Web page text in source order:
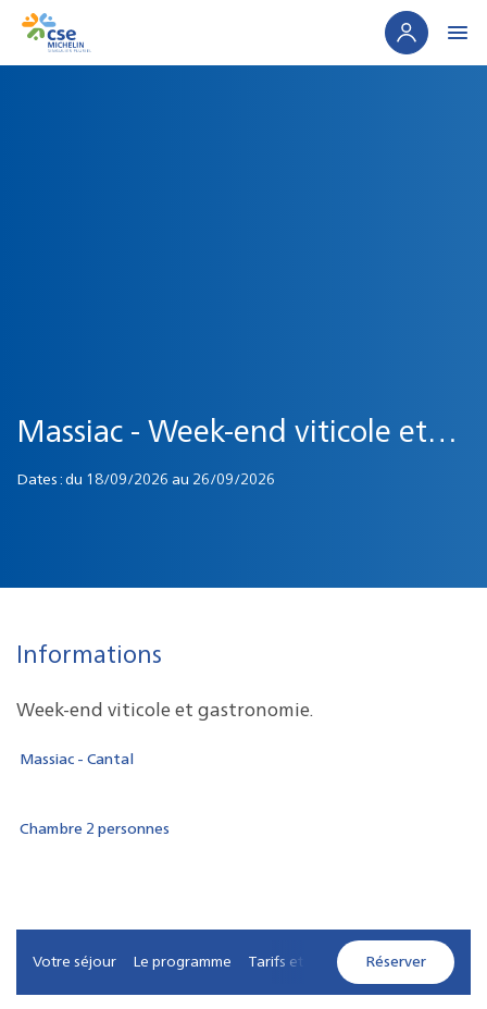
Massiac - Week-end viticole et
gastronomie
Dates : du 18/09/2026 au 26/09/2026
Informations
Week-end viticole et gastronomie.
Massiac - Cantal
Chambre 2 personnes
Votre séjour Le programme Tarifs et services Contacts
Réserver
Panneau de gestion des cookies